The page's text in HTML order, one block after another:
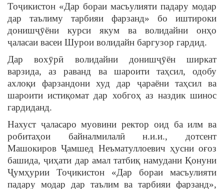
Тоҷикистон «Дар бораи масъулияти падару модар
дар таълиму тарбияи фарзанд» бо иштироки
донишҷӯёни курси якум ва волидайни онҳо
ҷаласаи васеи Шурои волидайн баргузор гардид.
Дар вохӯрӣ волидайни донишҷӯён ширкат
варзида, аз раванд ва шароити таҳсил, одобу
ахлоқи фарзандони худ дар ҷараёни таҳсил ва
шароити истиқомат дар хобгоҳ аз наздик шинос
гардиданд.
Нахуст ҷаласаро муовини ректор оид ба илм ва
робитаҳои байналмилалӣ н.и.и., дотсент
Машокиров Ҷамшед Неъматуллоевич ҳусни оғоз
башида, ҷиҳати дар амал татбиқ намудани Қонуни
Ҷумҳурии Тоҷикистон «Дар бораи масъулияти
падару модар дар таълим ва тарбияи фарзанд»,